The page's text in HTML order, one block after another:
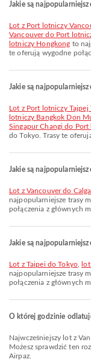
Jakie są
lot z Port lotniczy
Vancouver do Port
lotniczy Hongkong to
te oferują wygodne
Jakie są
lot z Port lotniczy
lotniczy Bangkok Don
Singapur Changi do
do Tokyo. Trasy te
Jakie są
lot z Vancouver do
najpopularniejsze trasy
połączenia z głównych
Jakie są
lot z Taipei do Tokyo,
najpopularniejsze trasy
połączenia z głównych
O której godzinie
Najwcześniejszy lot z Vancouver do Tokyo linią ZIPAIR odlatuje o 10:30.
Możesz sprawdzić ten
Airpaz.